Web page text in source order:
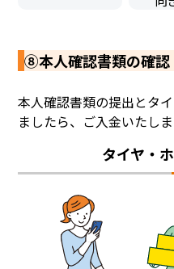
⑧本人確認書類の確認
本人確認書類の提出とタ
ましたら、ご入金いたしま
タイヤ・